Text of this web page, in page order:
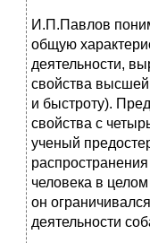
И.П.Павлов
общую
деятельности,
свойства
и быстроту).
свойства с
ученый
человека в
он
деятельности